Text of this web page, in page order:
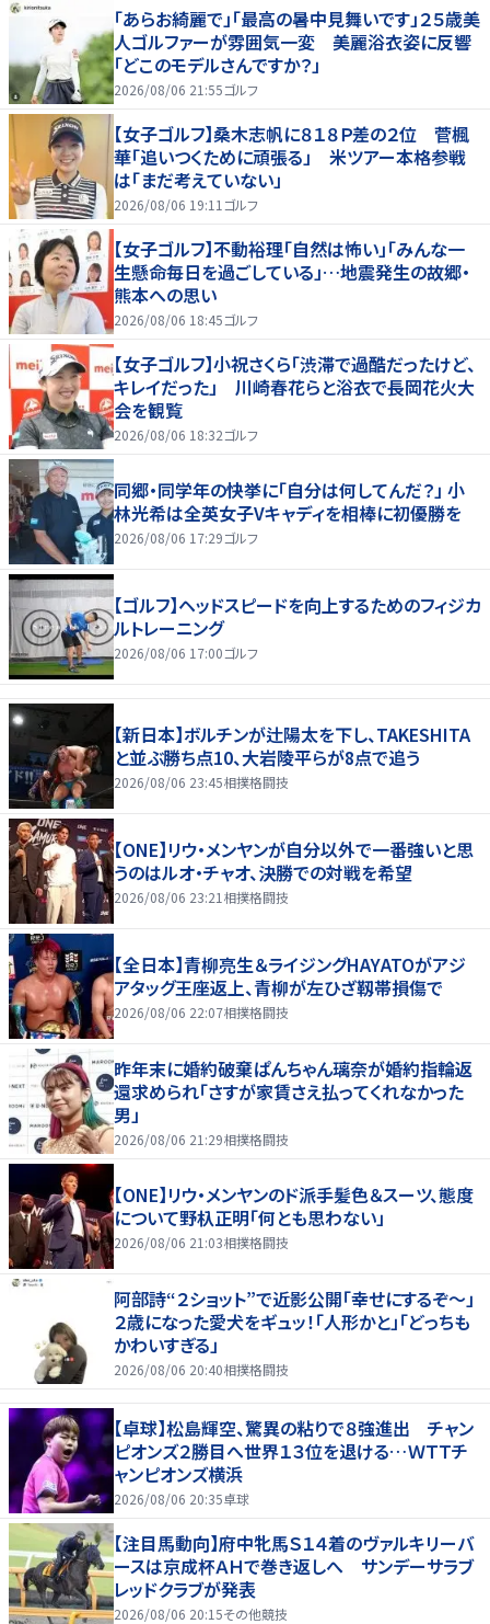
「あらお綺麗で」「最高の暑中見舞いです」２５歳美
人ゴルファーが雰囲気一変 美麗浴衣姿に反響
「どこのモデルさんですか？」
2026/08/06 21:55ゴルフ
【女子ゴルフ】桑木志帆に８１８Ｐ差の２位 菅楓
華「追いつくために頑張る」 米ツアー本格参戦
は「まだ考えていない」
2026/08/06 19:11 ゴルフ
【女子ゴルフ】不動裕理「自然は怖い」「みんな一
生懸命毎日を過ごしている」…地震発生の故郷・
熊本への思い
2026/08/06 18:45ゴルフ
【女子ゴルフ】小祝さくら「渋滞で過酷だったけど、
キレイだった」 川崎春花らと浴衣で長岡花火大
会を観覧
2026/08/06 18:32ゴルフ
同郷・同学年の快挙に「自分は何してんだ？」 小
林光希は全英女子Vキャディを相棒に初優勝を
2026/08/06 17:29ゴルフ
【ゴルフ】ヘッドスピードを向上するためのフィジカ
ルトレーニング
2026/08/06 17:00ゴルフ
【新日本】ボルチンが辻陽太を下し、TAKESHITA
と並ぶ勝ち点10、大岩陵平らが8点で追う
2026/08/06 23:45相撲格闘技
【ONE】リウ・メンヤンが自分以外で一番強いと思
うのはルオ・チャオ、決勝での対戦を希望
2026/08/06 23:21 相撲格闘技
【全日本】青柳亮生＆ライジングHAYATOがアジ
アタッグ王座返上、青柳が左ひざ靱帯損傷で
2026/08/06 22:07相撲格闘技
昨年末に婚約破棄ぱんちゃん璃奈が婚約指輪返
還求められ「さすが家賃さえ払ってくれなかった
男」
2026/08/06 21:29相撲格闘技
【ONE】リウ・メンヤンのド派手髪色＆スーツ、態度
について野杁正明「何とも思わない」
2026/08/06 21:03相撲格闘技
阿部詩“２ショット”で近影公開「幸せにするぞ〜」
２歳になった愛犬をギュッ！「人形かと」「どっちも
かわいすぎる」
2026/08/06 20:40相撲格闘技
【卓球】松島輝空、驚異の粘りで８強進出 チャン
ピオンズ２勝目へ世界１３位を退ける…ＷＴＴチ
ャンピオンズ横浜
2026/08/06 20:35卓球
【注目馬動向】府中牝馬Ｓ１４着のヴァルキリーバ
ースは京成杯ＡＨで巻き返しへ サンデーサラブ
レッドクラブが発表
2026/08/06 20:15その他競技